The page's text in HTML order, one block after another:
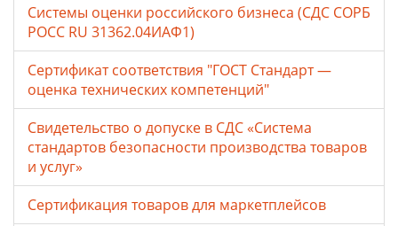
Системы оценки российского бизнеса (СДС СОРБ
РОСС RU 31362.04ИАФ1)
Сертификат соответствия "ГОСТ Стандарт —
оценка технических компетенций"
Свидетельство о допуске в СДС «Система
стандартов безопасности производства товаров
и услуг»
Сертификация товаров для маркетплейсов